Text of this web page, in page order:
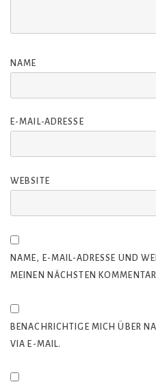
NAME
E-MAIL-ADRESSE
WEBSITE
NAME, E-MAIL-ADRESSE UND
MEINEN NÄCHSTEN
BENACHRICHTIGE MICH ÜBER
VIA E-MAIL.